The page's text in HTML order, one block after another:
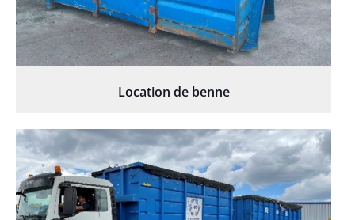
Location de benne